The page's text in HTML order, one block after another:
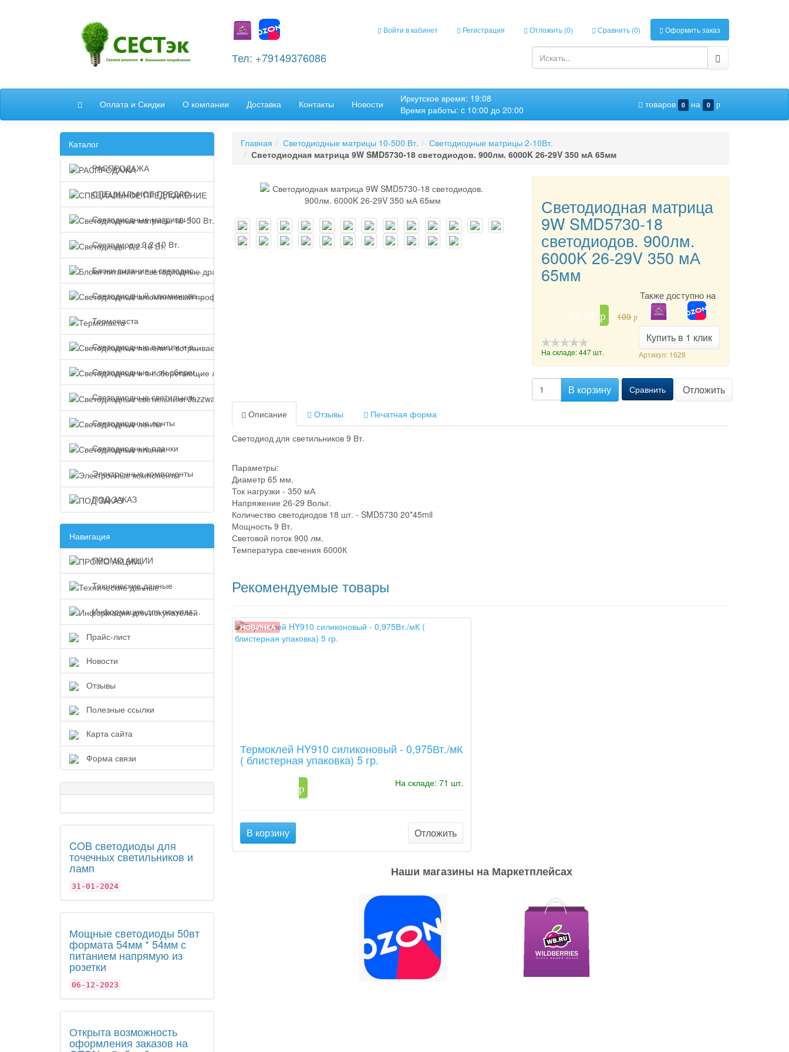
Войти в кабинет Регистрация Отложить (0) Сравнить (0) Оформить заказ
Тел: +79149376086
Оплата и Скидки О компании Доставка Контакты Новости товаров 0 на 0 p
Иркутское время: 19:08
Время работы: c 10:00 до 20:00
Каталог
РАСПРОДАЖА
СПЕЦИАЛЬНОЕ ПРЕДЛОЖЕНИЕ
Светодиодные матрицы 10-500 Вт.
Светодиоды 0,2-10 Вт.
Блоки питания и светодиодные драйверы
Светодиодный алюминиевый профиль
Термопаста
Светодиодные панели и встраиваемые светильники
Светодиодные и эн.сберегающие лампы
Светодиодные светильники Jazzway
Светодиодные ленты
Светодиодные планки
Электронные компоненты
ПОД ЗАКАЗ
Навигация
ПРОМО АКЦИИ
Технические данные
Информация для покупателей
Прайс-лист
Новости
Отзывы
Полезные ссылки
Карта сайта
Форма связи
COB светодиоды для
точечных светильников и
ламп
31-01-2024
Мощные светодиоды 50вт
формата 54мм * 54мм с
питанием напрямую из
розетки
06-12-2023
Открыта возможность
оформления заказов на
Главная Светодиодные матрицы 10-500 Вт.
Светодиодные матрицы 2-10Вт.
Светодиодная матрица 9W SMD5730-18 светодиодов. 900лм. 6000K 26-29V 350 мА 65мм
Светодиодная матрица
9W SMD5730-18
светодиодов. 900лм.
6000K 26-29V 350 мА
65мм
92.65 p 109 p
Также доступно на
Купить в 1 клик
Артикул: 1628
На складе: 447 шт.
В корзину Сравнить Отложить
Описание Отзывы Печатная форма
Светодиод для светильников 9 Вт.
Параметры:
Диаметр 65 мм.
Ток нагрузки - 350 мА
Напряжение 26-29 Вольт.
Количество светодиодов 18 шт. - SMD5730 20*45mil
Мощность 9 Вт.
Световой поток 900 лм.
Температура свечения 6000К
Рекомендуемые товары
НОВИНКА
Термоклей HY910 силиконовый - 0,975Вт./мК
( блистерная упаковка) 5 гр.
p На складе: 71 шт.
В корзину Отложить
Наши магазины на Маркетплейсах